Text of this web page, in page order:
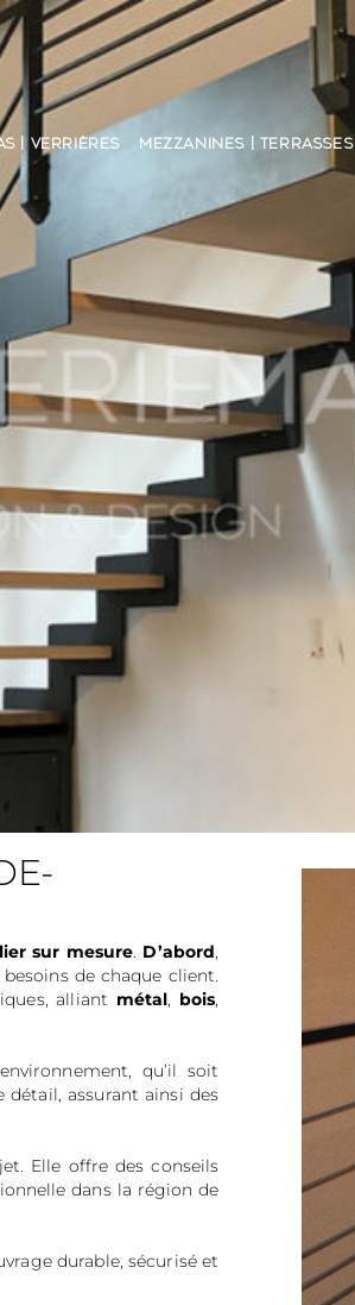
| VERRIÈRES MEZZANINES | TERRASSES
sur mesure. D’abord,
de chaque client.
alliant métal, bois,
qu’il soit
détail, assurant ainsi des
Elle offre des conseils
dans la région de
durable, sécurisé et